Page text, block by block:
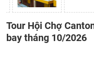
Tour Hội Chợ
bay tháng 10/2026